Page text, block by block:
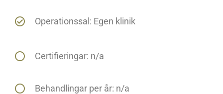
Operationssal: Egen klinik
Certifieringar: n/a
Behandlingar per år: n/a